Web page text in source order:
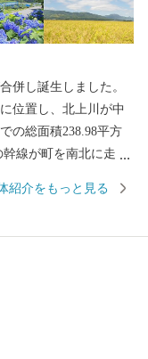
併し誕生しました。
位置し、北上川が中
の総面積238.98平方
線が町を南北に走
培も盛んです。
紹介をもっと見る